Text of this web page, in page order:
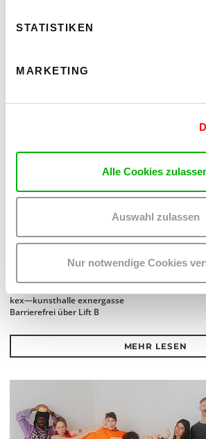
STATISTIKEN
MARKETING
Alle Cookies
Auswahl zulassen
Nur notwendige Cookies
WAS, WENN MESS – DAS
METHODE IST?
kex—kunsthalle exnergasse
Barrierefrei über Lift B
MEHR LESEN